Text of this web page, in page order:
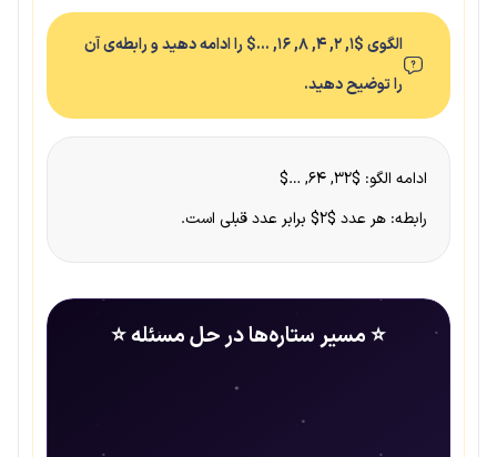
الگوی $۱, ۲, ۴, ۸, ۱۶, …$ را ادامه دهید و رابطه‌ی آن
را توضیح دهید.
ادامه الگو: $۳۲, ۶۴, …$
رابطه: هر عدد $۲$ برابر عدد قبلی است.
⭐ مسیر ستاره‌ها در حل مسئله ⭐